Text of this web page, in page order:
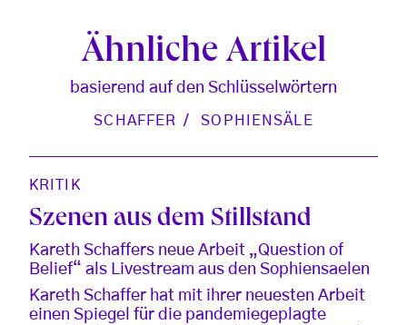
Ähnliche Artikel
basierend auf den Schlüsselwörtern
SCHAFFER SOPHIENSÄLE
KRITIK
Szenen aus dem Stillstand
Kareth Schaffers neue Arbeit „Question of
Belief“ als Livestream aus den Sophiensaelen
Kareth Schaffer hat mit ihrer neuesten Arbeit
einen Spiegel für die pandemiegeplagte